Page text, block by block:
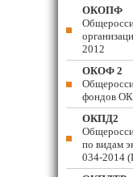
ОКОПФ
2012
ОКОФ 2
фондов
ОКПД2
по видам
034-2014